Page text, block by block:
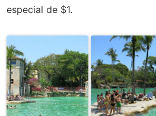
especial de $1.